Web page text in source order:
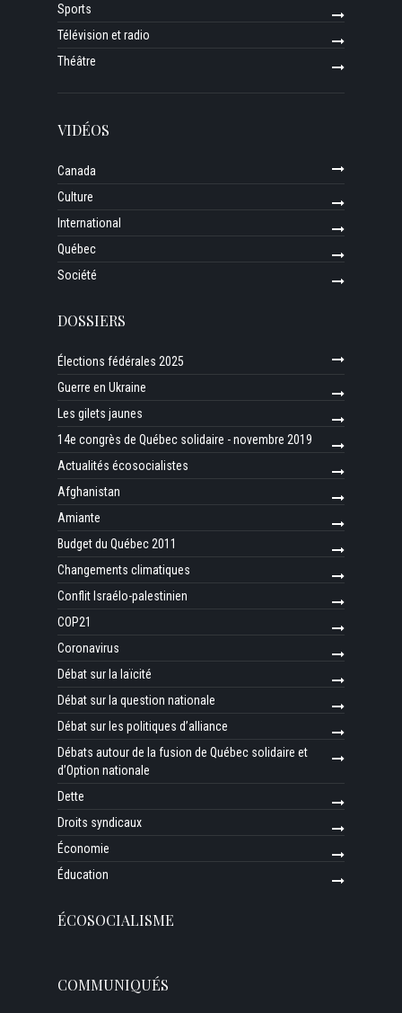
Sports
Télévision et radio
Théâtre
VIDÉOS
Canada
Culture
International
Québec
Société
DOSSIERS
Élections fédérales 2025
Guerre en Ukraine
Les gilets jaunes
14e congrès de Québec solidaire - novembre 2019
Actualités écosocialistes
Afghanistan
Amiante
Budget du Québec 2011
Changements climatiques
Conflit Israélo-palestinien
COP21
Coronavirus
Débat sur la laïcité
Débat sur la question nationale
Débat sur les politiques d’alliance
Débats autour de la fusion de Québec solidaire et
d’Option nationale
Dette
Droits syndicaux
Économie
Éducation
ÉCOSOCIALISME
COMMUNIQUÉS